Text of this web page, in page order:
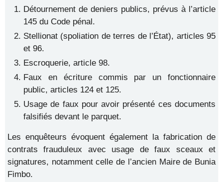
Détournement de deniers publics, prévus à l’article
145 du Code pénal.
Stellionat (spoliation de terres de l’État), articles 95
et 96.
Escroquerie, article 98.
Faux en écriture commis par un fonctionnaire
public, articles 124 et 125.
Usage de faux pour avoir présenté ces documents
falsifiés devant le parquet.
Les enquêteurs évoquent également la fabrication de
contrats frauduleux avec usage de faux sceaux et
signatures, notamment celle de l’ancien Maire de Bunia
Fimbo.